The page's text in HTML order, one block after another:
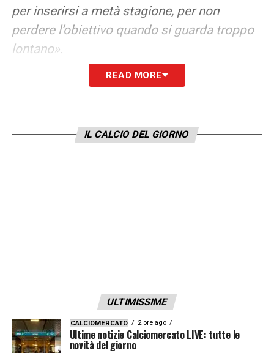
per inserirsi a metà stagione, per non
perdere l’obiettivo quando si guarda troppo
lontano».
LA PLAYLIST DELLE NOSTRE TOP NEWS
READ MORE
IL CALCIO DEL GIORNO
ULTIMISSIME
CALCIOMERCATO 2 ore ago
Ultime notizie Calciomercato LIVE: tutte le
novità del giorno